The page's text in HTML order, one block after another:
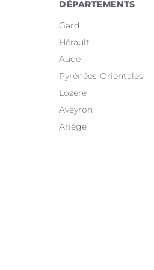
DÉPARTEMENTS
Gard
Hérault
Aude
Pyrénées-Orientales
Lozère
Aveyron
Ariège